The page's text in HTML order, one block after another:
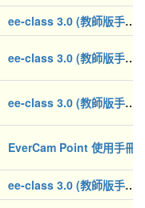
ee-class 3.0 (教師版手冊)
ee-class 3.0 (教師版手冊)
ee-class 3.0 (教師版手冊)
EverCam Point 使用手冊
ee-class 3.0 (教師版手冊)